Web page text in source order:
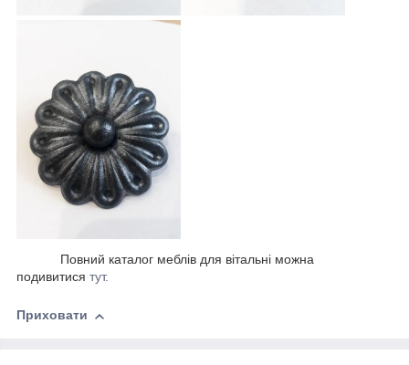
Повний каталог меблів для вітальні можна
подивитися тут.
Приховати